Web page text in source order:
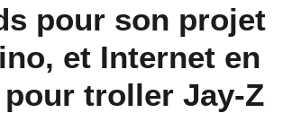
pour son projet
et Internet en
troller Jay-Z